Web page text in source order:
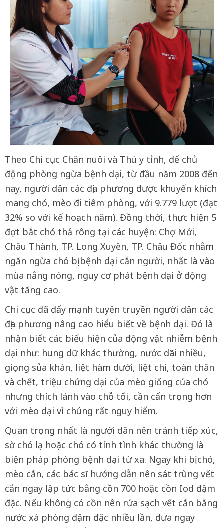
Theo Chi cục Chăn nuôi và Thú y tỉnh, để chủ
động phòng ngừa bệnh dại, từ đầu năm 2008 đến
nay, người dân các địa phương được khuyến khích
mang chó, mèo đi tiêm phòng, với 9.779 lượt (đạt
32% so với kế hoạch năm). Đồng thời, thực hiện 5
đợt bắt chó thả rông tại các huyện: Chợ Mới,
Châu Thành, TP. Long Xuyên, TP. Châu Đốc nhằm
ngăn ngừa chó bị bệnh dại cắn người, nhất là vào
mùa nắng nóng, nguy cơ phát bệnh dại ở động
vật tăng cao.
Chi cục đã đẩy mạnh tuyên truyền người dân các
địa phương nâng cao hiểu biết về bệnh dại. Đó là
nhận biết các biểu hiện của động vật nhiễm bệnh
dại như: hung dữ khác thường, nước dãi nhiều,
giọng sủa khàn, liệt hàm dưới, liệt chi, toàn thân
và chết, triệu chứng dại của mèo giống của chó
nhưng thích lánh vào chỗ tối, cần cẩn trọng hơn
với mèo dại vì chúng rất nguy hiểm.
Quan trọng nhất là người dân nên tránh tiếp xúc,
sờ chó lạ hoặc chó có tính tình khác thường là
biện pháp phòng bệnh dại từ xa. Ngay khi bị chó,
mèo cắn, các bác sĩ hướng dẫn nên sát trùng vết
cắn ngay lập tức bằng cồn 700 hoặc cồn Iod đậm
đặc. Nếu không có cồn nên rửa sạch vết cắn bằng
nước xà phòng đậm đặc nhiều lần, đưa ngay